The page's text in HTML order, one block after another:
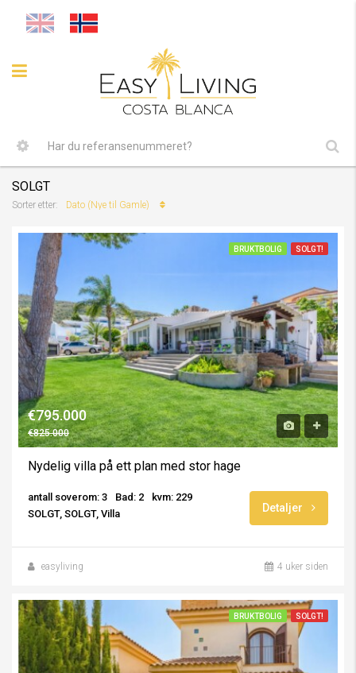
SOLGT
Sorter etter: Dato (Nye til Gamle)
BRUKTBOLIG SOLGT!
€795.000
€825.000
Nydelig villa på ett plan med stor hage
antall soverom: 3 Bad: 2
kvm: 229
SOLGT, SOLGT, Villa
Detaljer
easyliving 4 uker siden
BRUKTBOLIG SOLGT!